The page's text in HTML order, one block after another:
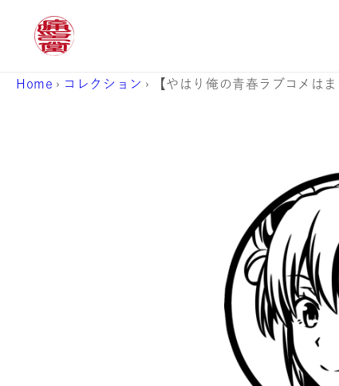
ンツに
進む
Home › コレクション › 【やはり俺の青春ラブコメは